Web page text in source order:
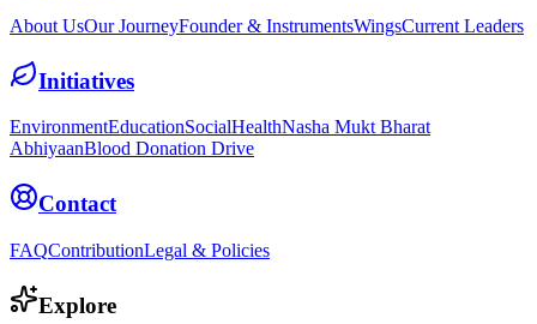
About UsOur JourneyFounder & InstrumentsWingsCurrent Leaders
Initiatives
EnvironmentEducationSocialHealthNasha Mukt Bharat
AbhiyaanBlood Donation Drive
Contact
FAQContributionLegal & Policies
Explore